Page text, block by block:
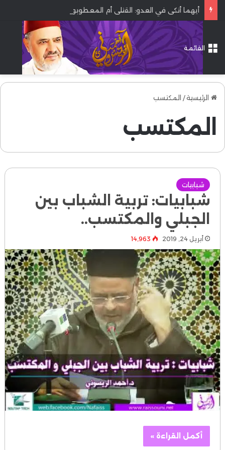
أيهما أنكى في العدو: القتلى أم المعطوبون؟
القائمة
الرئيسية/ المكتسب
المكتسب
شبابيات
شبابيات: تربية الشباب بين
الجبلي والمكتسب..
أبريل 24, 2019 14٬963
أكمل القراءة »